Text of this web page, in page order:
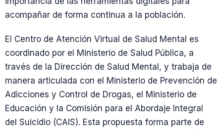
acompañar de forma continua a la población.
El Centro de Atención Virtual de Salud Mental es
coordinado por el Ministerio de Salud Pública, a
través de la Dirección de Salud Mental, y trabaja de
manera articulada con el Ministerio de Prevención de
Adicciones y Control de Drogas, el Ministerio de
Educación y la Comisión para el Abordaje Integral
del Suicidio (CAIS). Esta propuesta forma parte de